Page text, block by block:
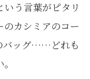
う言葉がピタリ
のカシミアのコー
バッグ……どれも